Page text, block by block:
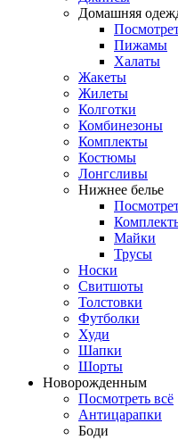
Домашняя
Пижамы
Халаты
Жакеты
Жилеты
Колготки
Комбинезоны
Комплекты
Костюмы
Лонгсливы
Нижнее белье
Майки
Трусы
Носки
Свитшоты
Толстовки
Футболки
Худи
Шапки
Шорты
Новорожденным
Посмотреть всё
Антицарапки
Боди